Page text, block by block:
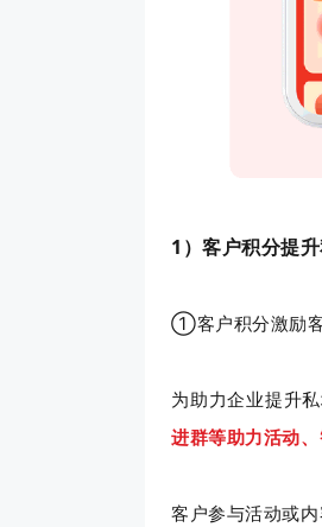
1）客户积分提
①客户积分激励
为助力企业提升
进群等助力活动
客户参与活动或